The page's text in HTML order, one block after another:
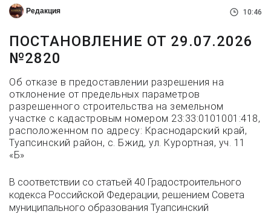
Редакция 10:46
ПОСТАНОВЛЕНИЕ ОТ 29.07.2026
№2820
Об отказе в предоставлении разрешения на
отклонение от предельных параметров
разрешенного строительства на земельном
участке с кадастровым номером 23:33:0101001:418,
расположенном по адресу: Краснодарский край,
Туапсинский район, с. Бжид, ул. Курортная, уч. 11
«Б»
В соответствии со статьей 40 Градостроительного
кодекса Российской Федерации, решением Совета
муниципального образования Туапсинский